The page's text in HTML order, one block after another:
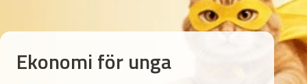
Ekonomi för unga